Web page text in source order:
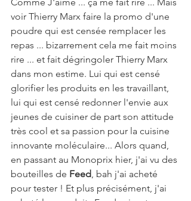
voir Thierry Marx faire la promo d'une
poudre qui est censée remplacer les
repas ... bizarrement cela me fait moins
rire ... et fait dégringoler Thierry Marx
dans mon estime. Lui qui est censé
glorifier les produits en les travaillant,
lui qui est censé redonner l'envie aux
jeunes de cuisiner de part son attitude
très cool et sa passion pour la cuisine
innovante moléculaire... Alors quand,
en passant au Monoprix hier, j'ai vu des
bouteilles de Feed, bah j'ai acheté
pour tester ! Et plus précisément, j'ai